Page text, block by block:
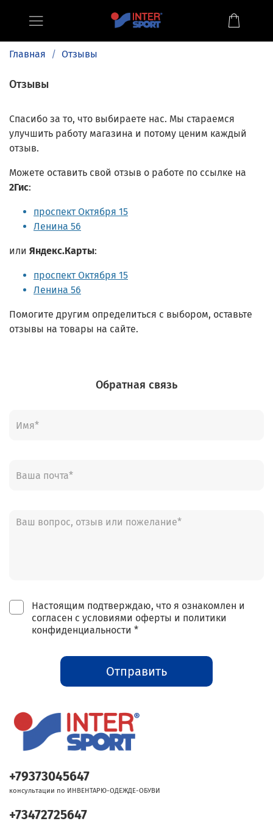
Главная Отзывы
Отзывы
Спасибо за то, что выбираете нас. Мы стараемся
улучшить работу магазина и потому ценим каждый
отзыв.
Можете оставить свой отзыв о работе по ссылке на
2Гис:
проспект Октября 15
Ленина 56
или Яндекс.Карты:
проспект Октября 15
Ленина 56
Помогите другим определиться с выбором, оставьте
отзывы на товары на сайте.
Обратная связь
Настоящим подтверждаю, что я ознакомлен и
согласен с условиями оферты и политики
конфиденциальности *
Отправить
+79373045647
консультации по ИНВЕНТАРЮ-ОДЕЖДЕ-ОБУВИ
+73472725647